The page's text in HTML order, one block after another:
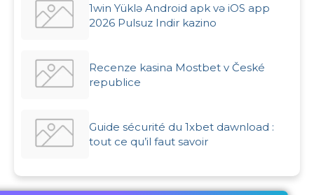
1win Yüklə Android apk və iOS app
2026 Pulsuz Indir kazino
Recenze kasina Mostbet v České
republice
Guide sécurité du 1xbet dawnload :
tout ce qu’il faut savoir